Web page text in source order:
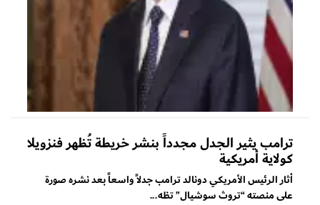
ترامب يثير الجدل مجدداً بنشر خريطة تُظهر فنزويلا
كولاية أمريكية
أثار الرئيس الأمريكي دونالد ترامب جدلاً واسعاً بعد نشره صورة
على منصته “تروث سوشيال” تظه...